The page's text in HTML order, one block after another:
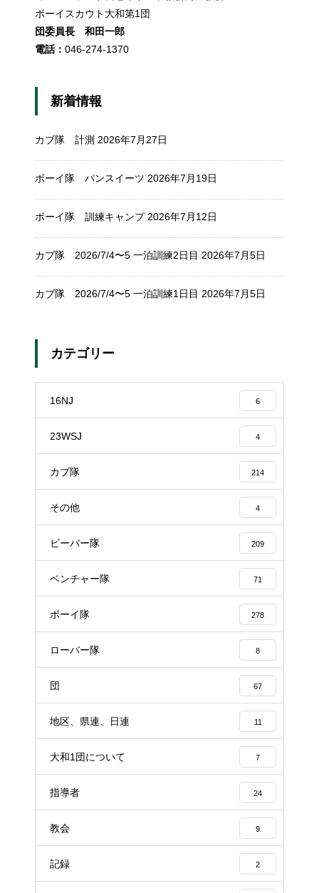
ボーイスカウト大和第1団
団委員長 和田一郎
電話： 046-274-1370
新着情報
カブ隊 計測 2026年7月27日
ボーイ隊 パンスイーツ 2026年7月19日
ボーイ隊 訓練キャンプ 2026年7月12日
カブ隊 2026/7/4〜5 一泊訓練2日目 2026年7月5日
カブ隊 2026/7/4〜5 一泊訓練1日目 2026年7月5日
カテゴリー
16NJ 6
23WSJ 4
カブ隊 214
その他 4
ビーバー隊 209
ベンチャー隊 71
ボーイ隊 278
ローバー隊 8
団 67
地区、県連、日連 11
大和1団について 7
指導者 24
教会 9
記録 2